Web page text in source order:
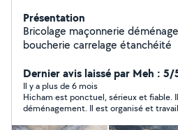
Présentation
Bricolage maçonnerie
boucherie carrelage étanchéité
Dernier avis laissé par Meh : 5/
Il y a plus de 6 mois
Hicham est ponctuel, sérieux et fiable.
déménagement. Il est organisé et